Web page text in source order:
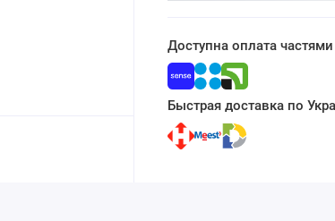
Доступна оплата
Быстрая доставка по